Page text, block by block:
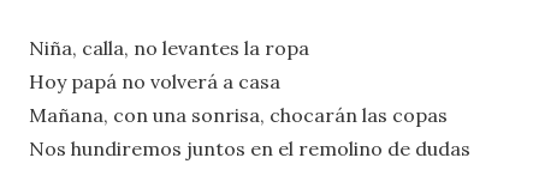
Niña, calla, no levantes la ropa
Hoy papá no volverá a casa
Mañana, con una sonrisa, chocarán las copas
Nos hundiremos juntos en el remolino de dudas